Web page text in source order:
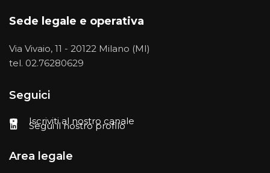
Sede legale e operativa
Via Vivaio, 11 - 20122 Milano (MI)
tel. 02.76280629
Seguici
Iscriviti al nostro canale
Segui il nostro profilo
Area legale